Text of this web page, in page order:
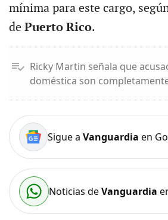
mínima para este cargo,
de Puerto Rico.
Ricky Martin señala que
doméstica son
Sigue a Vanguardia en
Noticias deVanguardia